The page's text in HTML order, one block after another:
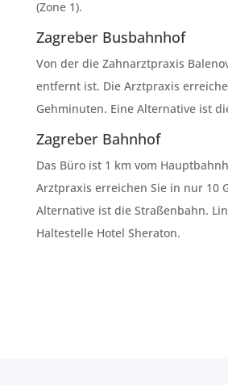
(Zone 1).
Zagreber Busbahnhof
Von der die Zahnarztpraxis
entfernt ist. Die Arztpraxis
Gehminuten. Eine Alternative ist
Zagreber Bahnhof
Das Büro ist 1 km vom
Arztpraxis erreichen Sie in nur 10
Alternative ist die Straßenbahn.
Haltestelle Hotel Sheraton.